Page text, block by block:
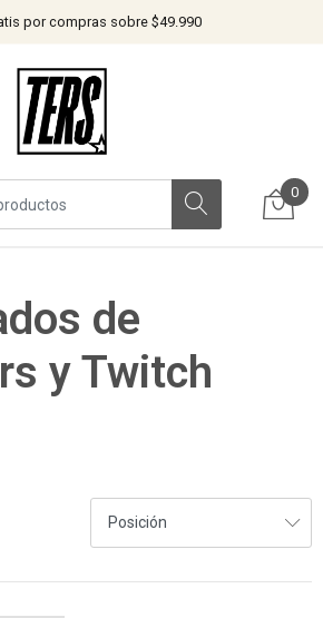
por compras sobre $49.990
0
de
y Twitch